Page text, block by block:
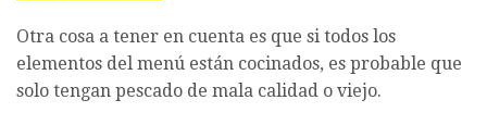
Otra cosa a tener en cuenta es que si todos los
elementos del menú están cocinados, es probable que
solo tengan pescado de mala calidad o viejo.